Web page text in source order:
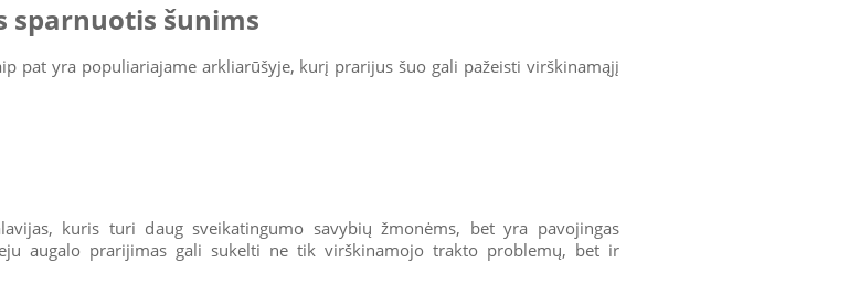
sparnuotis šunims
pat yra populiariajame arkliarūšyje, kurį prarijus šuo gali pažeisti virškinamąjį
kuris turi daug sveikatingumo savybių žmonėms, bet yra pavojingas
augalo prarijimas gali sukelti ne tik virškinamojo trakto problemų, bet ir